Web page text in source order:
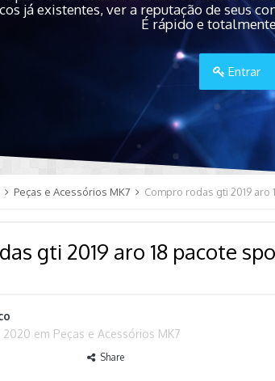
já existentes, ver a reputação de seus
É rápido e
Entrar
Peças e Acessórios MK7 Compro rodas gti 2019 aro
gti 2019 aro 18 pacote
2020 em Peças e Acessórios MK7
Share